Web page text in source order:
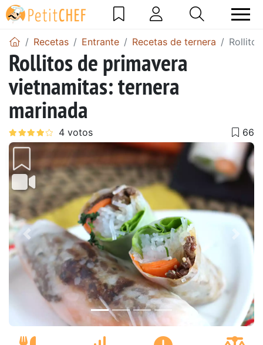
Recetas Entrante Recetas de ternera
Rollitos de primavera
vietnamitas: ternera
marinada
Anterior